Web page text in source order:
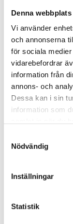
Denna
Vi använder
och annonserna
för sociala
vidarebefordrar
information från
annons- och
Dessa kan i sin
information som
Nödvändig
Inställningar
Statistik
Artikel25 februari, 2026
Vad lärde vi oss av
Wallensten?
Hör av dig
så berättar vi
Boka demo